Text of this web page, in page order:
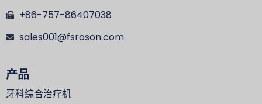
+86-757-86407038
sales001@fsroson.com
产品
牙科综合治疗机